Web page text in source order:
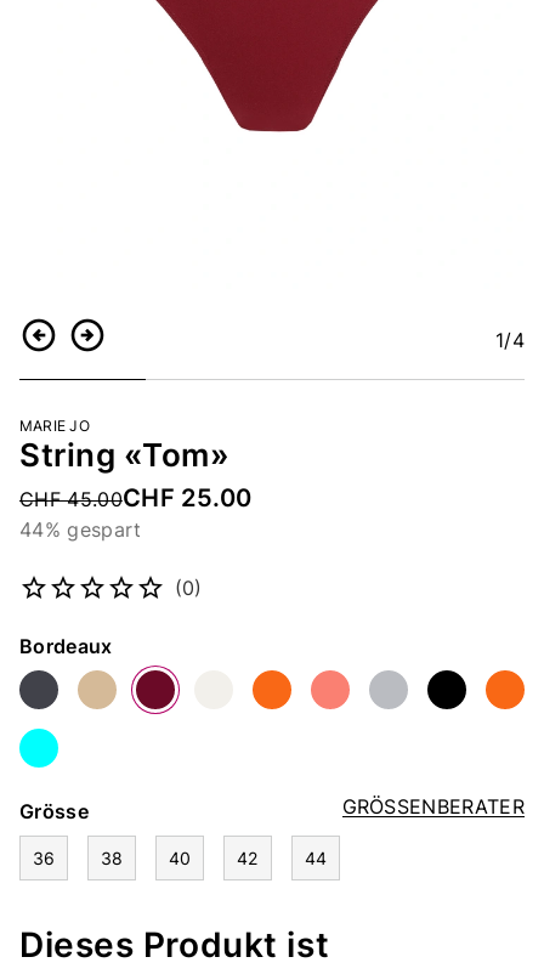
ZurückWeiter 1/4
MARIE JO
String «Tom»
Price reduced from
CHF 45.00CHF 25.00
44% gespart
(0)
Farbe
Bordeaux
GRÖSSENBERATER
Grösse
36 38 40 42 44
Dieses Produkt ist